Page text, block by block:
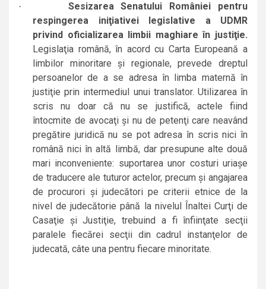
·
Sesizarea Senatului României pentru
respingerea iniţiativei legislative a UDMR
privind oficializarea limbii maghiare în justiţie.
Legislaţia română, în acord cu Carta Europeană a
limbilor minoritare şi regionale, prevede dreptul
persoanelor de a se adresa în limba maternă în
justiţie prin intermediul unui translator. Utilizarea în
scris nu doar că nu se justifică, actele fiind
întocmite de avocaţi şi nu de petenţi care neavând
pregătire juridică nu se pot adresa în scris nici în
română nici în altă limbă, dar presupune alte două
mari inconveniente: suportarea unor costuri uriaşe
de traducere ale tuturor actelor, precum şi angajarea
de procurori şi judecători pe criterii etnice de la
nivel de judecătorie până la nivelul Înaltei Curţi de
Casaţie şi Justiţie, trebuind a fi înfiinţate secţii
paralele fiecărei secţii din cadrul instanţelor de
judecată, câte una pentru fiecare minoritate.